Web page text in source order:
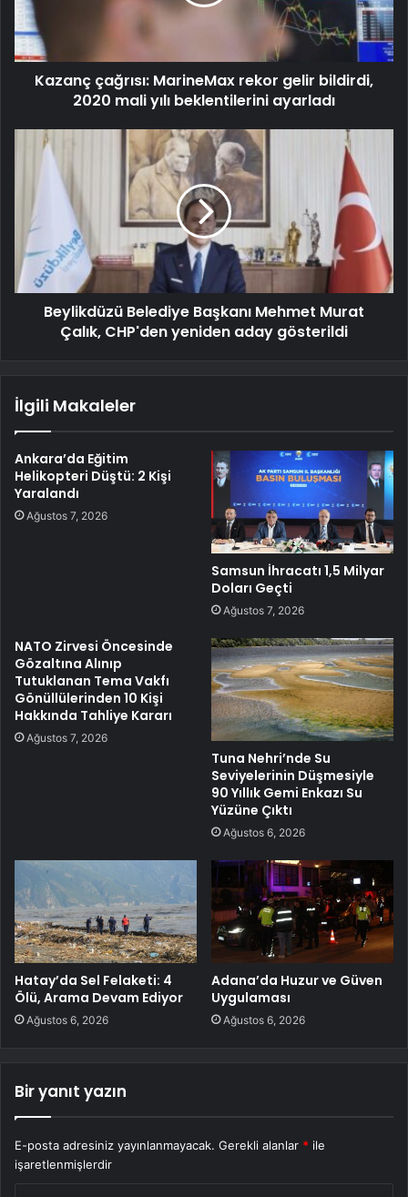
Kazanç çağrısı: MarineMax rekor gelir bildirdi,
2020 mali yılı beklentilerini ayarladı
Beylikdüzü Belediye Başkanı Mehmet Murat
Çalık, CHP'den yeniden aday gösterildi
İlgili Makaleler
Ankara’da Eğitim
Helikopteri Düştü: 2 Kişi
Yaralandı
Ağustos 7, 2026
Samsun İhracatı 1,5 Milyar
Doları Geçti
Ağustos 7, 2026
NATO Zirvesi Öncesinde
Gözaltına Alınıp
Tutuklanan Tema Vakfı
Gönüllülerinden 10 Kişi
Hakkında Tahliye Kararı
Ağustos 7, 2026
Tuna Nehri’nde Su
Seviyelerinin Düşmesiyle
90 Yıllık Gemi Enkazı Su
Yüzüne Çıktı
Ağustos 6, 2026
Hatay’da Sel Felaketi: 4
Ölü, Arama Devam Ediyor
Ağustos 6, 2026
Adana’da Huzur ve Güven
Uygulaması
Ağustos 6, 2026
Bir yanıt yazın
E-posta adresiniz yayınlanmayacak. Gerekli alanlar * ile
işaretlenmişlerdir